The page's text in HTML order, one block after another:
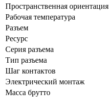
Пространственная ориентация
Рабочая температура
Разъем
Ресурс
Серия разъема
Тип разъема
Шаг контактов
Электрический монтаж
Масса брутто